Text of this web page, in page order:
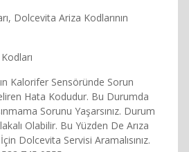
Dolcevita Ariza Kodlarının
Kalorifer Sensöründe Sorun
Hata Kodudur. Bu Durumda
Sorunu Yaşarsınız. Durum
Olabilir. Bu Yüzden De Arıza
Dolcevita Servisi Aramalısınız.